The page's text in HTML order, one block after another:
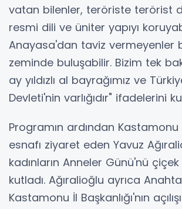
vatan bilenler, teröriste terörist
resmi dili ve üniter yapıyı
Anayasa'dan taviz vermeyenler
zeminde buluşabilir. Bizim tek
ay yıldızlı al bayrağımız ve
Devleti'nin varlığıdır" ifadelerini
Programın ardından Kastamonu
esnafı ziyaret eden Yavuz
kadınların Anneler Günü'nü
kutladı. Ağıralioğlu ayrıca
Kastamonu İl Başkanlığı'nın